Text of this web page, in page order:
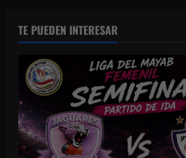
TE PUEDEN INTERESAR